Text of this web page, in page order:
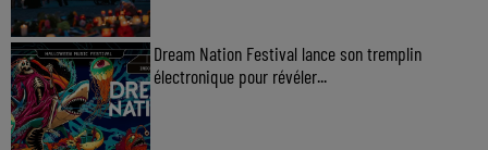
Dream Nation Festival lance son tremplin
électronique pour révéler...